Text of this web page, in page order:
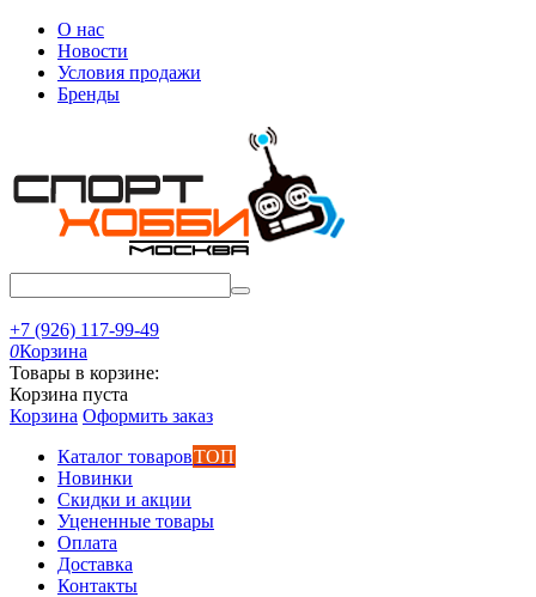
О нас
Новости
Условия продажи
Бренды
+7 (926) 117-99-49
0Корзина
Товары в корзине:
Корзина пуста
Корзина Оформить заказ
Каталог товаровТОП
Новинки
Скидки и акции
Уцененные товары
Оплата
Доставка
Контакты